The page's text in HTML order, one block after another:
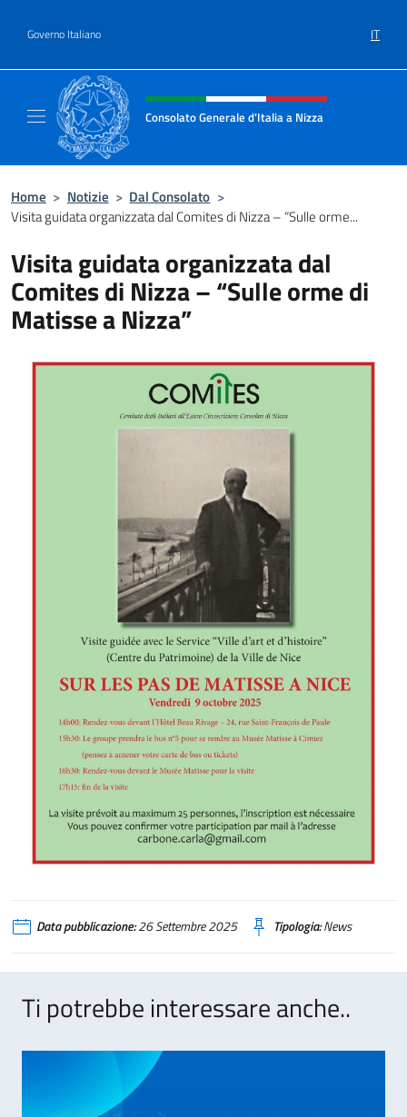
Governo Italiano IT
Intestazione sito, social e menù
Consolato Generale d'Italia a Nizza
Home > Notizie > Dal Consolato >
Visita guidata organizzata dal Comites di Nizza – “Sulle orme...
Visita guidata organizzata dal
Comites di Nizza – “Sulle orme di
Matisse a Nizza”
Data pubblicazione:26 Settembre 2025 Tipologia:News
Ti potrebbe interessare anche..